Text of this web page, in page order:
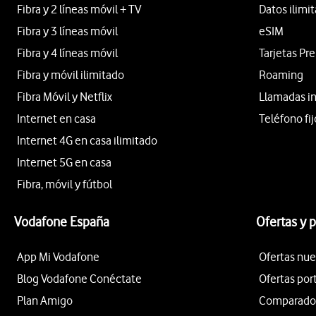
Fibra y 2 líneas móvil + TV
Fibra y 3 líneas móvil
Fibra y 4 líneas móvil
Fibra y móvil ilimitado
Fibra Móvil y Netflix
Internet en casa
Internet 4G en casa ilimitado
Internet 5G en casa
Fibra, móvil y fútbol
Datos
eSIM
Tarjetas
Roaming
Llamadas
Teléfono
Vodafone España
App Mi Vodafone
Blog Vodafone Conéctate
Plan Amigo
Ofertas y
Ofertas
Ofertas